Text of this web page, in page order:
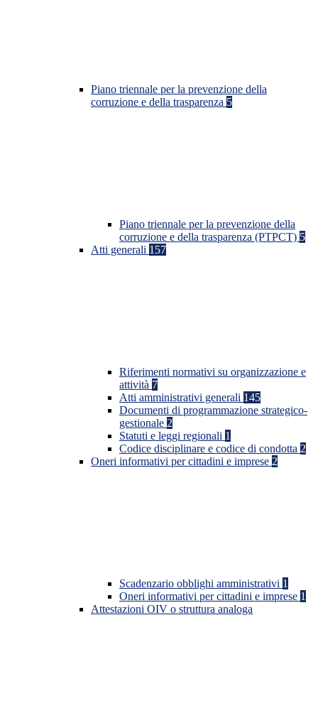
Piano triennale per la prevenzione della
corruzione e della trasparenza 5
Piano triennale per la prevenzione della
corruzione e della trasparenza (PTPCT) 5
Atti generali 157
Riferimenti normativi su organizzazione e
attività 7
Atti amministrativi generali 145
Documenti di programmazione strategico-
gestionale 2
Statuti e leggi regionali 1
Codice disciplinare e codice di condotta 2
Oneri informativi per cittadini e imprese 2
Scadenzario obblighi amministrativi 1
Oneri informativi per cittadini e imprese 1
Attestazioni OIV o struttura analoga